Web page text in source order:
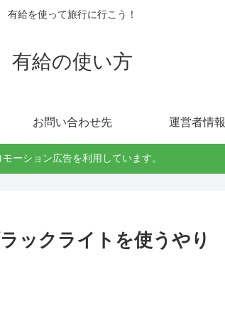
有給を使って旅行に行こう！
有給の使い方
お問い合わせ先 運営者情報
モーション広告を利用しています。
ックライトを使うやり